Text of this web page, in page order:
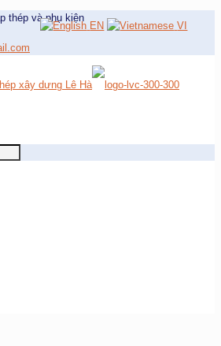
thép và phụ kiện
EN VI